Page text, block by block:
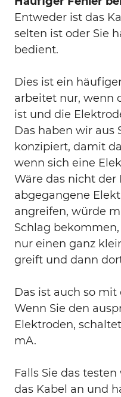
Entweder ist das
selten ist oder Sie
bedient.
Dies ist ein
arbeitet nur, wenn
ist und die
Das haben wir aus
konzipiert, damit
wenn sich eine
Wäre das nicht
abgegangene
angreifen, würde
Schlag
nur einen ganz
greift und dann
Das ist auch so
Wenn Sie den
Elektroden,
mA.
Falls Sie das
das Kabel an und